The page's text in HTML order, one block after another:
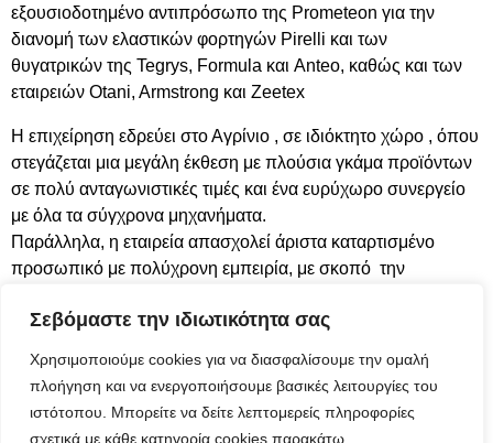
Σεβόμαστε την ιδιωτικότητα σας
Χρησιμοποιούμε cookies για να διασφαλίσουμε την ομαλή
πλοήγηση και να ενεργοποιήσουμε βασικές λειτουργίες του
ιστότοπου. Μπορείτε να δείτε λεπτομερείς πληροφορίες
σχετικά με κάθε κατηγορία cookies παρακάτω.
εξουσιοδοτημένο αντιπρόσωπο της Prometeon για την
διανομή των ελαστικών φορτηγών Pirelli και των
θυγατρικών της Tegrys, Formula και Anteo, καθώς και των
εταιρειών Otani, Armstrong και Zeetex
Η επιχείρηση εδρεύει στο Αγρίνιο , σε ιδιόκτητο χώρο , όπου
στεγάζεται μια μεγάλη έκθεση με πλούσια γκάμα προϊόντων
σε πολύ ανταγωνιστικές τιμές και ένα ευρύχωρο συνεργείο
με όλα τα σύγχρονα μηχανήματα.
Παράλληλα, η εταιρεία απασχολεί άριστα καταρτισμένο
προσωπικό με πολύχρονη εμπειρία, με σκοπό την